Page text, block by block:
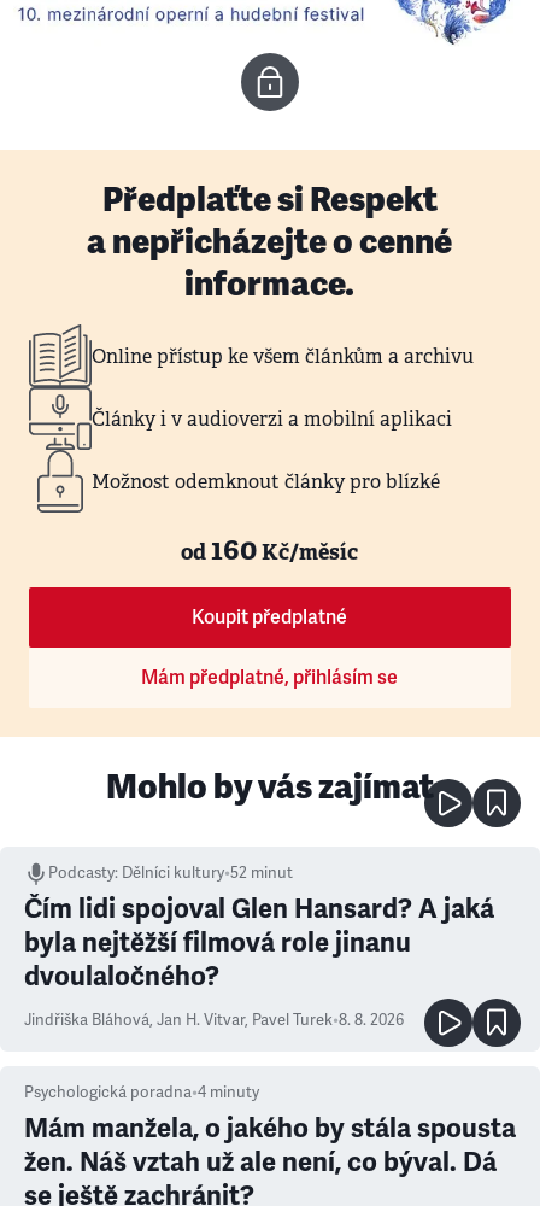
Předplaťte si Respekt
a nepřicházejte o cenné
informace.
Online přístup ke všem článkům a archivu
Články i v audioverzi a mobilní aplikaci
Možnost odemknout články pro blízké
od160Kč/měsíc
Koupit předplatné
Mám předplatné, přihlásím se
Mohlo by vás zajímat
Podcasty: Dělníci kultury•52 minut
Čím lidi spojoval Glen Hansard? A jaká
byla nejtěžší filmová role jinanu
dvoulaločného?
Jindřiška Bláhová, Jan H. Vitvar, Pavel Turek•8. 8. 2026
Psychologická poradna•4 minuty
Mám manžela, o jakého by stála spousta
žen. Náš vztah už ale není, co býval. Dá
se ještě zachránit?